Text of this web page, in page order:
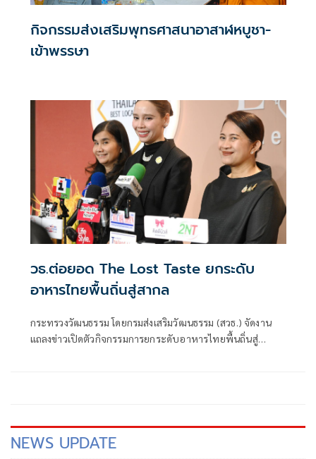
กิจกรรมส่งเสริมพุทธศาสนาอาสาฬหบูชา-
เข้าพรรษา
วธ.ต่อยอด The Lost Taste ยกระดับ
อาหารไทยพื้นถิ่นสู่สากล
กระทรวงวัฒนธรรม โดยกรมส่งเสริมวัฒนธรรม (สวธ.) จัดงาน
แถลงข่าวเปิดตัวกิจกรรมการยกระดับอาหารไทยพื้นถิ่นสู่
NEWS UPDATE